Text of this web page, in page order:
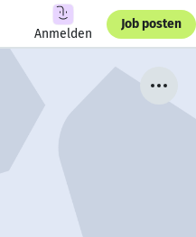
Anmelden
Job posten